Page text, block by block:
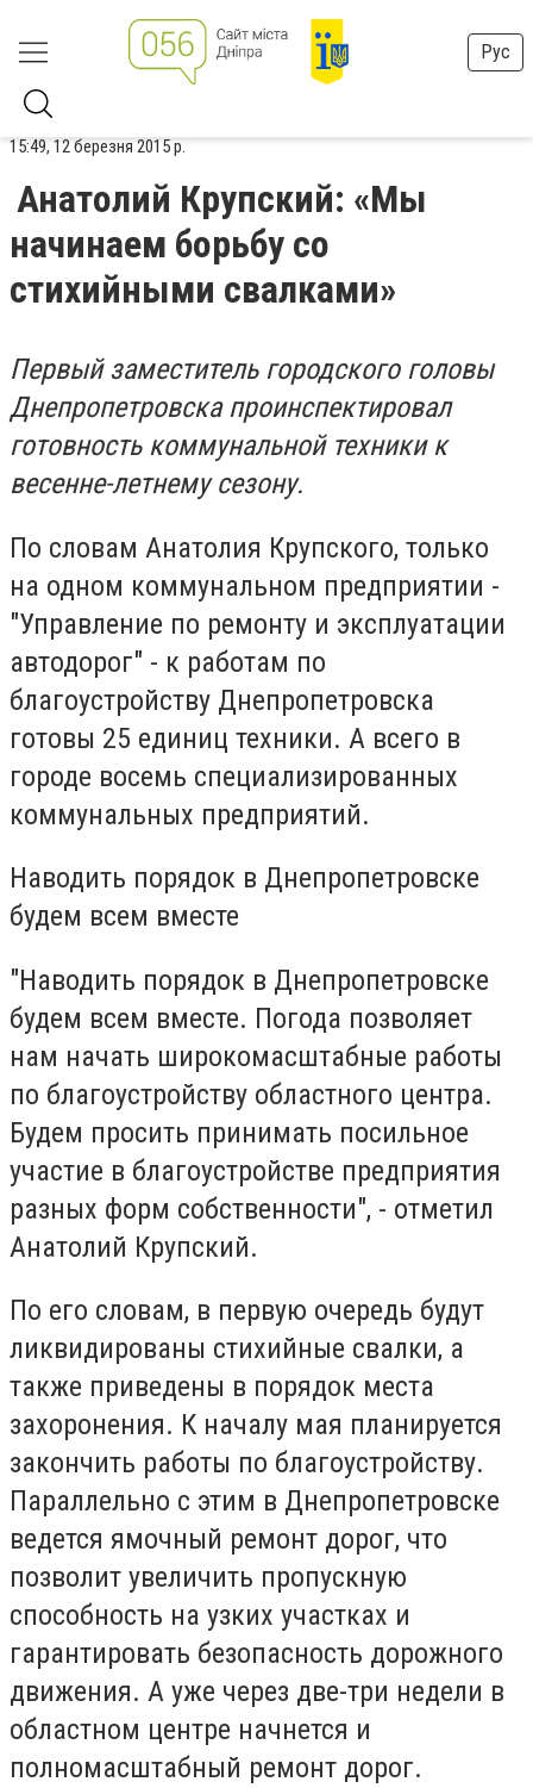
Рус
15:49, 12 березня 2015 р.
Анатолий Крупский: «Мы
начинаем борьбу со
стихийными свалками»
Первый заместитель городского головы
Днепропетровска проинспектировал
готовность коммунальной техники к
весенне-летнему сезону.
По словам Анатолия Крупского, только
на одном коммунальном предприятии -
"Управление по ремонту и эксплуатации
автодорог" - к работам по
благоустройству Днепропетровска
готовы 25 единиц техники. А всего в
городе восемь специализированных
коммунальных предприятий.
Наводить порядок в Днепропетровске
будем всем вместе
"Наводить порядок в Днепропетровске
будем всем вместе. Погода позволяет
нам начать широкомасштабные работы
по благоустройству областного центра.
Будем просить принимать посильное
участие в благоустройстве предприятия
разных форм собственности", - отметил
Анатолий Крупский.
По его словам, в первую очередь будут
ликвидированы стихийные свалки, а
также приведены в порядок места
захоронения. К началу мая планируется
закончить работы по благоустройству.
Параллельно с этим в Днепропетровске
ведется ямочный ремонт дорог, что
позволит увеличить пропускную
способность на узких участках и
гарантировать безопасность дорожного
движения. А уже через две-три недели в
областном центре начнется и
полномасштабный ремонт дорог.